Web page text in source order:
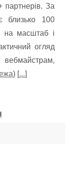
партнерів. За
близько 100
на масштаб і
огляд
) [...]